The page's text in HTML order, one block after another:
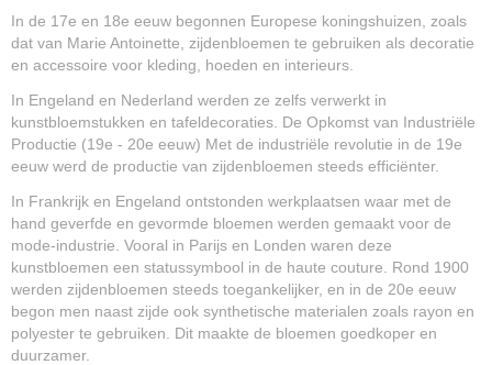
In de 17e en 18e eeuw begonnen Europese koningshuizen, zoals
dat van Marie Antoinette, zijdenbloemen te gebruiken als decoratie
en accessoire voor kleding, hoeden en interieurs.
In Engeland en Nederland werden ze zelfs verwerkt in
kunstbloemstukken en tafeldecoraties. De Opkomst van Industriële
Productie (19e - 20e eeuw) Met de industriële revolutie in de 19e
eeuw werd de productie van zijdenbloemen steeds efficiënter.
In Frankrijk en Engeland ontstonden werkplaatsen waar met de
hand geverfde en gevormde bloemen werden gemaakt voor de
mode-industrie. Vooral in Parijs en Londen waren deze
kunstbloemen een statussymbool in de haute couture. Rond 1900
werden zijdenbloemen steeds toegankelijker, en in de 20e eeuw
begon men naast zijde ook synthetische materialen zoals rayon en
polyester te gebruiken. Dit maakte de bloemen goedkoper en
duurzamer.